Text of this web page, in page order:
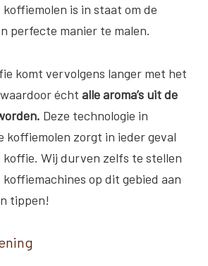
is in staat om de
perfecte manier te malen.
komt vervolgens langer met het
écht alle aroma’s uit de
Deze technologie in
koffiemolen zorgt in ieder geval
koffie. Wij durven zelfs te stellen
op dit gebied aan
tippen!